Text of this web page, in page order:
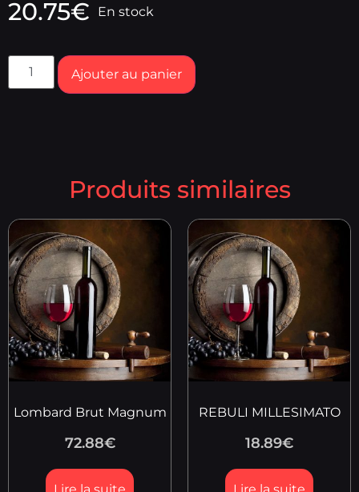
20.75€ En stock
Ajouter au panier
Produits similaires
Lombard Brut Magnum
72.88€
REBULI MILLESIMATO
18.89€